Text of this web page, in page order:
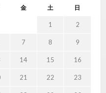
金 土 日
1 2
7 8 9
14 15 16
21 22 23